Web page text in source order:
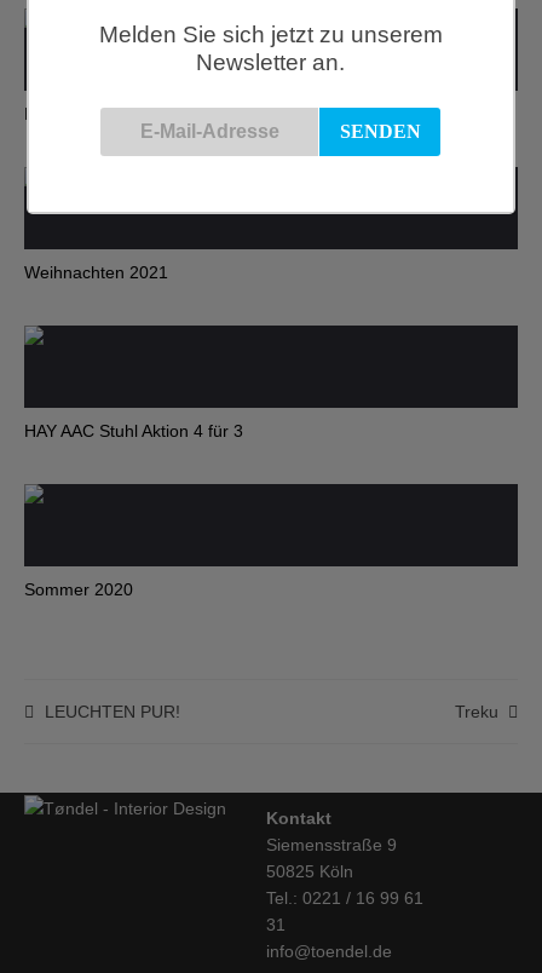
HAY Quilton & Mags Kampagne
Weihnachten 2021
HAY AAC Stuhl Aktion 4 für 3
Sommer 2020
LEUCHTEN PUR! Treku
Kontakt
Siemensstraße 9
50825 Köln
Tel.: 0221 / 16 99 61
31
info@toendel.de
Melden Sie sich jetzt zu unserem
Newsletter an.